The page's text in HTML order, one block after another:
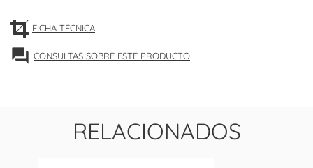
FICHA TÉCNICA
forum CONSULTAS SOBRE ESTE PRODUCTO
RELACIONADOS